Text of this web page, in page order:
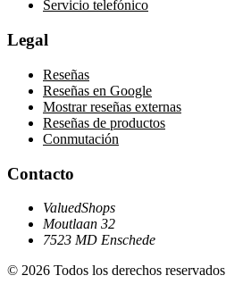
Servicio telefónico
Legal
Reseñas
Reseñas en Google
Mostrar reseñas externas
Reseñas de productos
Conmutación
Contacto
ValuedShops
Moutlaan 32
7523 MD Enschede
© 2026 Todos los derechos reservados